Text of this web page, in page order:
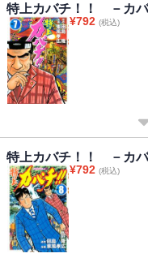
特上カバチ！！ －カバ
¥792 (税込)
特上カバチ！！ －カバ
¥792 (税込)